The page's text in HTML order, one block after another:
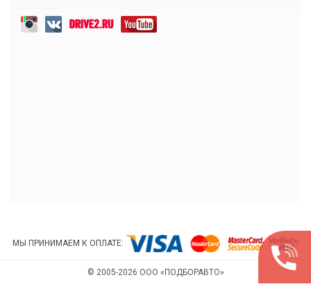
МЫ ПРИНИМАЕМ К ОПЛАТЕ:
© 2005-2026 ООО «ПОДБОРАВТО»